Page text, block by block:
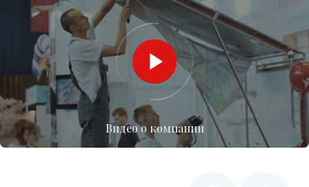
Видео о компании